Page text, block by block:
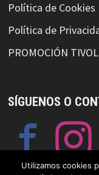
Política de Cookies
Política de
PROMOCIÓN
SÍGUENOS O
Utilizamos cookies